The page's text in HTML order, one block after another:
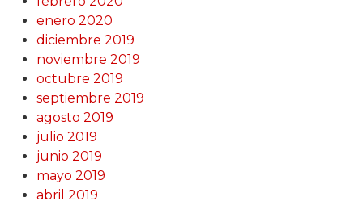
enero 2020
diciembre 2019
noviembre 2019
octubre 2019
septiembre 2019
agosto 2019
julio 2019
junio 2019
mayo 2019
abril 2019